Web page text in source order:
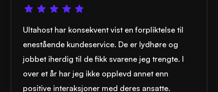
Ultahost har konsekvent vist en forpliktelse til
enestående kundeservice. De er lydhøre og
jobbet iherdig til de fikk svarene jeg trengte. I
over et år har jeg ikke opplevd annet enn
positive interaksjoner med deres ansatte.